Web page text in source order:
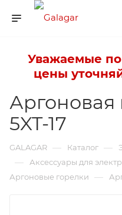
Уважаемые
цены
Аргоновая
5XT-17
GALAGAR — Каталог —
— Аксессуары для
Аргоновые горелки —